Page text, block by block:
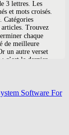
Software For